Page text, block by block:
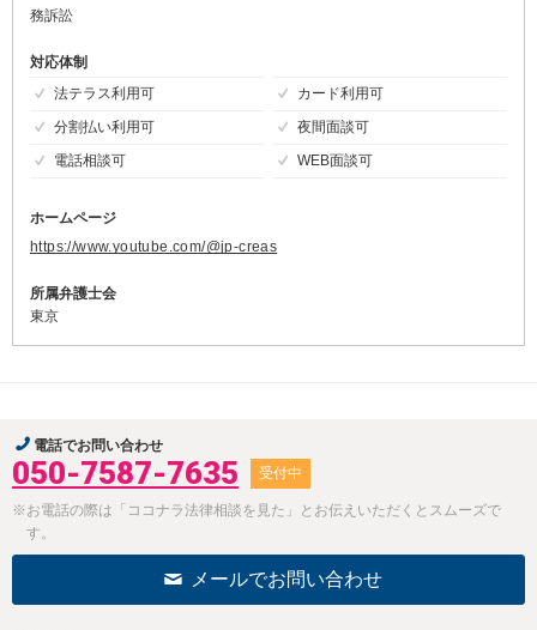
務訴訟
対応体制
法テラス利用可
カード利用可
分割払い利用可
夜間面談可
電話相談可
WEB面談可
ホームページ
https://www.youtube.com/@jp-creas
所属弁護士会
東京
電話でお問い合わせ
050-7587-7635 受付中
※お電話の際は「ココナラ法律相談を見た」とお伝えいただくとスムーズで
す。
メールでお問い合わせ